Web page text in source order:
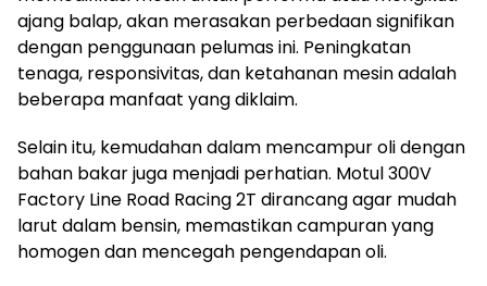
ajang balap, akan merasakan perbedaan signifikan
dengan penggunaan pelumas ini. Peningkatan
tenaga, responsivitas, dan ketahanan mesin adalah
beberapa manfaat yang diklaim.
Selain itu, kemudahan dalam mencampur oli dengan
bahan bakar juga menjadi perhatian. Motul 300V
Factory Line Road Racing 2T dirancang agar mudah
larut dalam bensin, memastikan campuran yang
homogen dan mencegah pengendapan oli.